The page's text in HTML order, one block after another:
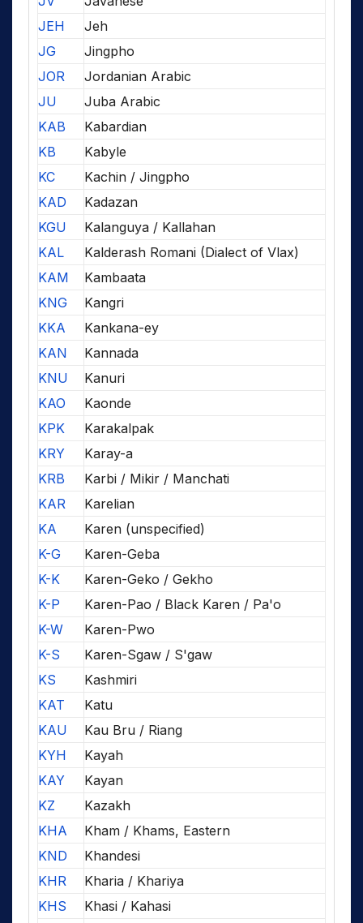
JEH
Jeh
JG
Jingpho
JOR
Jordanian Arabic
JU
Juba Arabic
KAB
Kabardian
KB
Kabyle
KC
Kachin / Jingpho
KAD
Kadazan
KGU
Kalanguya / Kallahan
KAL
Kalderash Romani (Dialect of Vlax)
KAM
Kambaata
KNG
Kangri
KKA
Kankana-ey
KAN
Kannada
KNU
Kanuri
KAO
Kaonde
KPK
Karakalpak
KRY
Karay-a
KRB
Karbi / Mikir / Manchati
KAR
Karelian
KA
Karen (unspecified)
K-G
Karen-Geba
K-K
Karen-Geko / Gekho
K-P
Karen-Pao / Black Karen / Pa'o
K-W
Karen-Pwo
K-S
Karen-Sgaw / S'gaw
KS
Kashmiri
KAT
Katu
KAU
Kau Bru / Riang
KYH
Kayah
KAY
Kayan
KZ
Kazakh
KHA
Kham / Khams, Eastern
KND
Khandesi
KHR
Kharia / Khariya
KHS
Khasi / Kahasi